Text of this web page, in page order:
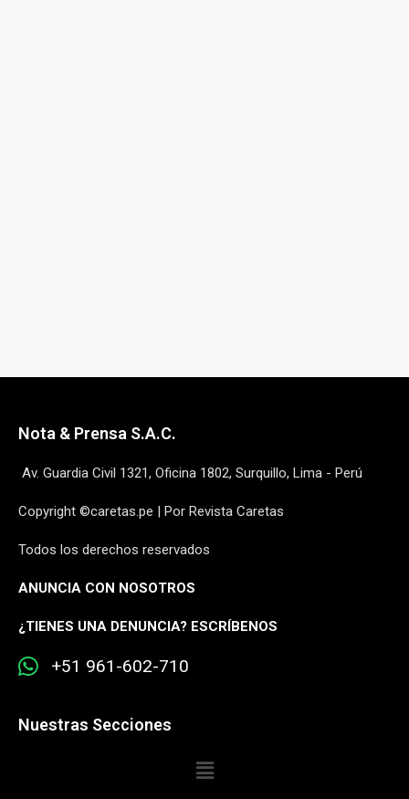
Nota & Prensa S.A.C.
Av. Guardia Civil 1321, Oficina 1802, Surquillo, Lima - Perú
Copyright ©caretas.pe | Por Revista Caretas
Todos los derechos reservados
ANUNCIA CON NOSOTROS
¿TIENES UNA DENUNCIA? ESCRÍBENOS
+51 961-602-710
Nuestras Secciones